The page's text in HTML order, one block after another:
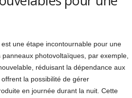
une étape incontournable pour une
photovoltaïques, par exemple,
réduisant la dépendance aux
la possibilité de gérer
en journée durant la nuit. Cette